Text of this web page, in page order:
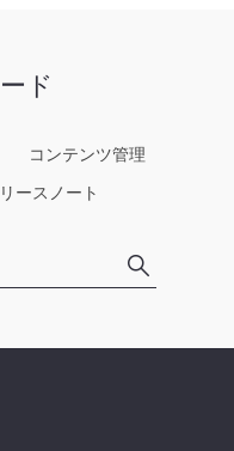
ド
コンテンツ管理
ースノート